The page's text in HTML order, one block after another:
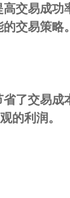
交易成功
交易策略。
了交易成
的利润。